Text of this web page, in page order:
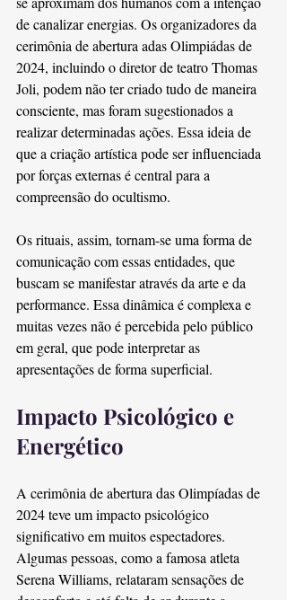
de canalizar energias. Os organizadores da
cerimônia de abertura adas Olimpiádas de
2024, incluindo o diretor de teatro Thomas
Joli, podem não ter criado tudo de maneira
consciente, mas foram sugestionados a
realizar determinadas ações. Essa ideia de
que a criação artística pode ser influenciada
por forças externas é central para a
compreensão do ocultismo.
Os rituais, assim, tornam-se uma forma de
comunicação com essas entidades, que
buscam se manifestar através da arte e da
performance. Essa dinâmica é complexa e
muitas vezes não é percebida pelo público
em geral, que pode interpretar as
apresentações de forma superficial.
Impacto Psicológico e
Energético
A cerimônia de abertura das Olimpíadas de
2024 teve um impacto psicológico
significativo em muitos espectadores.
Algumas pessoas, como a famosa atleta
Serena Williams, relataram sensações de